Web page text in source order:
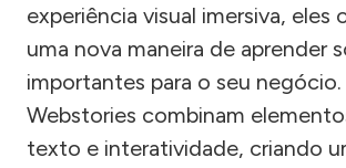
experiência visual imersiva, eles
uma nova maneira de aprender
importantes para o seu negócio.
Webstories combinam
texto e interatividade, criando